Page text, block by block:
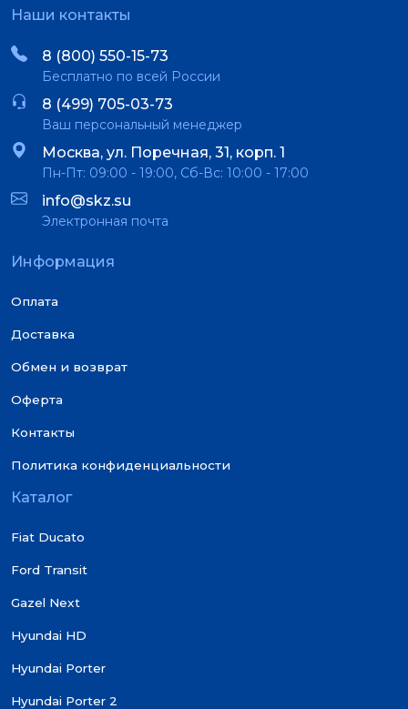
Наши контакты
8 (800) 550-15-73
Бесплатно по всей России
8 (499) 705-03-73
Ваш персональный менеджер
Москва, ул. Поречная, 31, корп. 1
Пн-Пт: 09:00 - 19:00, Сб-Вс: 10:00 - 17:00
info@skz.su
Электронная почта
Информация
Оплата
Доставка
Обмен и возврат
Оферта
Контакты
Политика конфиденциальности
Каталог
Fiat Ducato
Ford Transit
Gazel Next
Hyundai HD
Hyundai Porter
Hyundai Porter 2